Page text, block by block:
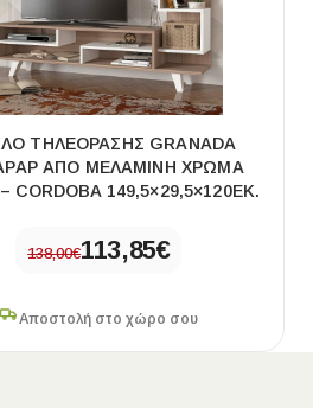
ΤΗΛΕΌΡΑΣΗΣ GRANADA
ΑΠΌ ΜΕΛΑΜΊΝΗ ΧΡΏΜΑ
CORDOBA 149,5×29,5×120ΕΚ.
138,00€113,85€
Αποστολή στο χώρο σου